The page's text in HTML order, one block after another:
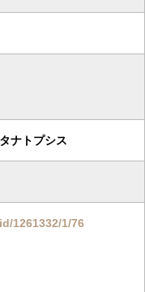
ナトプシス
1261332/1/76